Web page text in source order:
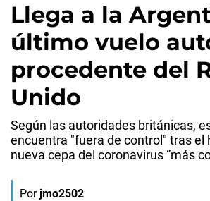
Llega a la
último vuelo
procedente del
Unido
Según las autoridades británicas,
encuentra "fuera de control" tras el
nueva cepa del coronavirus “más
Por jmo2502